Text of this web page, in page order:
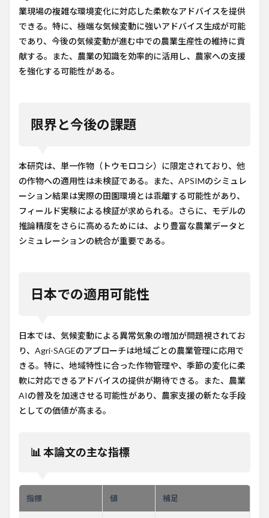
業現場の複雑な環境変化に対応した柔軟なアドバイスを提供
できる。特に、極端な気候変動に強いアドバイス生成が可能
であり、今後の気候変動が進む中での農業生産性の維持に貢
献する。また、農業の知識を効率的に活用し、農家への支援
を強化する可能性がある。
限界と今後の課題
本研究は、単一作物（トウモロコシ）に限定されており、他
の作物への適用性は未検証である。また、APSIMのシミュレ
ーション結果は実際の田園環境とは乖離する可能性があり、
フィールド実験による検証が求められる。さらに、モデルの
推論精度をさらに高めるためには、より豊富な農業データと
シミュレーションの統合が重要である。
日本での適用可能性
日本では、気候変動による異常気象の増加が問題視されてお
り、Agri-SAGEのアプローチは地域ごとの農業管理に応用で
きる。特に、地域特性に合った作物管理や、季節の変化に柔
軟に対応できるアドバイスの提供が期待できる。また、農業
AIの普及を加速させる可能性があり、農家支援の新たな手段
としての価値が高まる。
📊 本論文の主な指標
指標 値 補足